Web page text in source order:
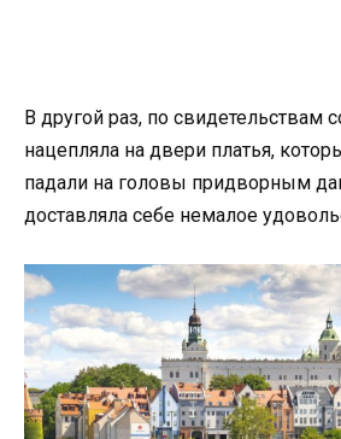
В другой раз, по свидетельствам
нацепляла на двери платья,
падали на головы придворным
доставляла себе немалое